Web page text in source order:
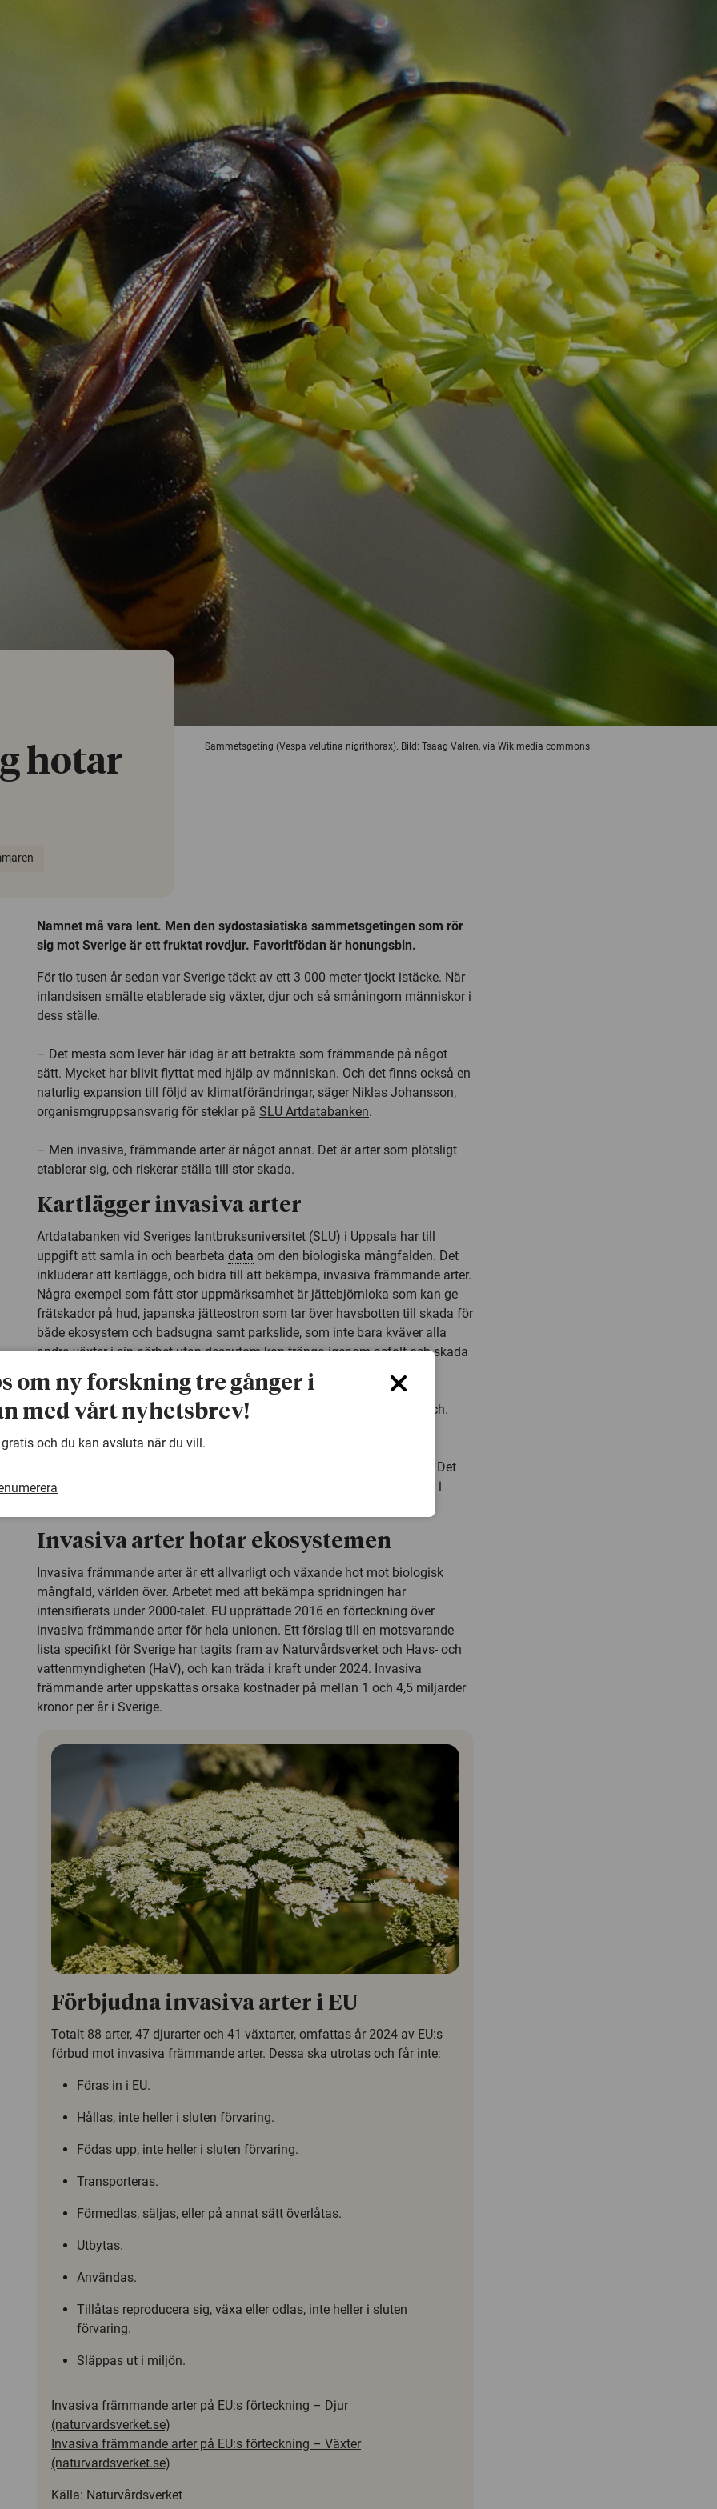
Sammetsgeting (Vespa velutina nigrithorax). Bild: Tsaag Valren, via Wikimedia commons.
hotar
Namnet må vara lent. Men den sydostasiatiska sammetsgetingen som rör
sig mot Sverige är ett fruktat rovdjur. Favoritfödan är honungsbin.
För tio tusen år sedan var Sverige täckt av ett 3 000 meter tjockt istäcke. När
inlandsisen smälte etablerade sig växter, djur och så småningom människor i
dess ställe.
– Det mesta som lever här idag är att betrakta som främmande på något
sätt. Mycket har blivit flyttat med hjälp av människan. Och det finns också en
naturlig expansion till följd av klimatförändringar, säger Niklas Johansson,
organismgruppsansvarig för steklar på SLU Artdatabanken.
– Men invasiva, främmande arter är något annat. Det är arter som plötsligt
etablerar sig, och riskerar ställa till stor skada.
Kartlägger invasiva arter
Artdatabanken vid Sveriges lantbruksuniversitet (SLU) i Uppsala har till
uppgift att samla in och bearbeta data om den biologiska mångfalden. Det
inkluderar att kartlägga, och bidra till att bekämpa, invasiva främmande arter.
Några exempel som fått stor uppmärksamhet är jättebjörnloka som kan ge
frätskador på hud, japanska jätteostron som tar över havsbotten till skada för
både ekosystem och badsugna samt parkslide, som inte bara kväver alla
andra växter i sin närhet utan dessutom kan tränga igenom asfalt och skada
husgrunder och ledningar.
– När du flyttar en art från sitt naturliga ekosystem vill den hitta en nisch.
Problemet är att i princip alla nischer i ett befintligt ekosystem redan är
upptagna. Någon annan måste flytta på sig. Vissa arter kan bli väldigt
offensiva när de hamnar i en miljö där de inte har en naturlig regulator. Det
blir en ohämmad expansion där de tränger undan andra livsformer och i
Invasiva arter hotar ekosystemen
Invasiva främmande arter är ett allvarligt och växande hot mot biologisk
mångfald, världen över. Arbetet med att bekämpa spridningen har
intensifierats under 2000-talet. EU upprättade 2016 en förteckning över
invasiva främmande arter för hela unionen. Ett förslag till en motsvarande
lista specifikt för Sverige har tagits fram av Naturvårdsverket och Havs- och
vattenmyndigheten (HaV), och kan träda i kraft under 2024. Invasiva
främmande arter uppskattas orsaka kostnader på mellan 1 och 4,5 miljarder
kronor per år i Sverige.
Förbjudna invasiva arter i EU
Totalt 88 arter, 47 djurarter och 41 växtarter, omfattas år 2024 av EU:s
förbud mot invasiva främmande arter. Dessa ska utrotas och får inte:
Föras in i EU.
Hållas, inte heller i sluten förvaring.
Födas upp, inte heller i sluten förvaring.
Transporteras.
Förmedlas, säljas, eller på annat sätt överlåtas.
Utbytas.
Användas.
Tillåtas reproducera sig, växa eller odlas, inte heller i sluten
förvaring.
Släppas ut i miljön.
Invasiva främmande arter på EU:s förteckning – Djur
(naturvardsverket.se)
Invasiva främmande arter på EU:s förteckning – Växter
(naturvardsverket.se)
Källa: Naturvårdsverket
om ny forskning tre gånger i
med vårt nyhetsbrev!
gratis och du kan avsluta när du vill.